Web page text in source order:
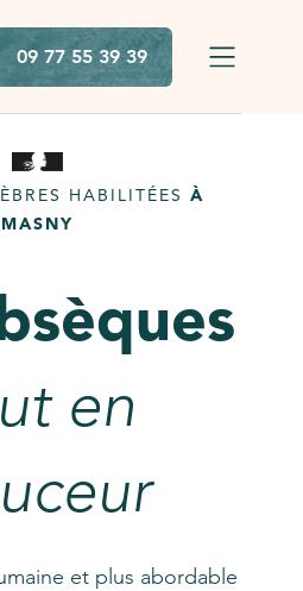
09 77 55 39 39
HABILITÉES À
MASNY
en
et plus abordable